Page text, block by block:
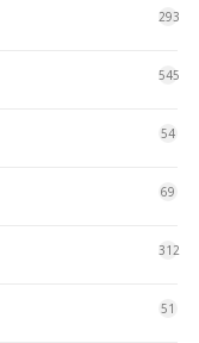
293
545
54
69
312
51